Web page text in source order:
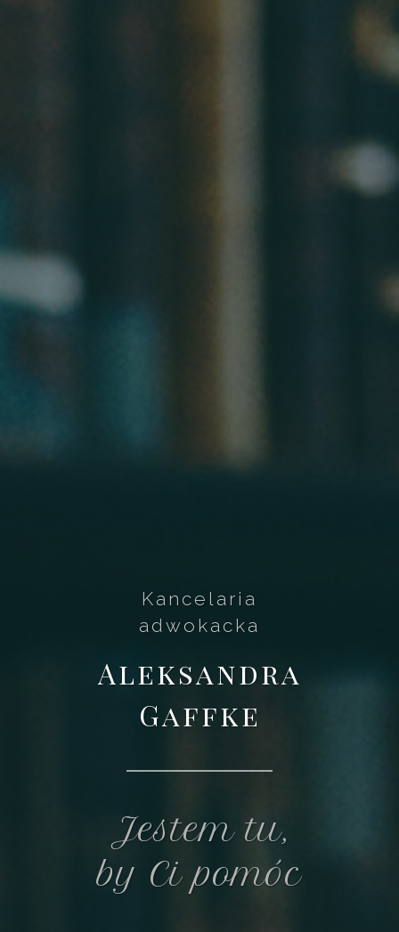
Kancelaria
adwokacka
Aleksandra
Gaffke
Jestem tu,
by Ci pomóc